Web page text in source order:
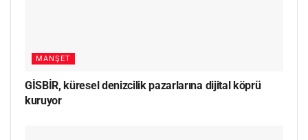
MANŞET
GİSBİR, küresel denizcilik pazarlarına dijital köprü
kuruyor